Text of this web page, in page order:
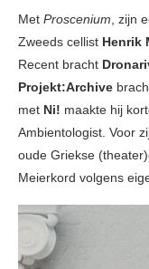
Met Proscenium, zijn
Zweeds cellist Henrik
Recent bracht
Projekt:Archive
met Ni! maakte hij
Ambientologist. Voor
oude Griekse
Meierkord volgens